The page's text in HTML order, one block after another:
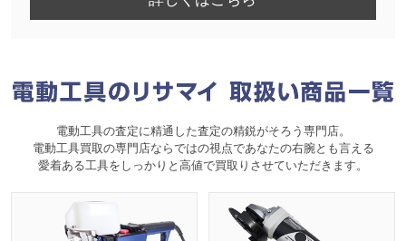
電動工具の査定に精通した査定の精鋭がそろう専門店。
電動工具買取の専門店ならではの視点であなたの右腕とも言える
愛着ある工具をしっかりと高値で買取りさせていただきます。